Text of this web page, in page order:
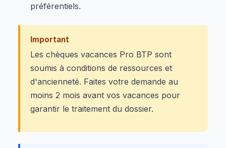
préférentiels.
Important
Les chèques vacances Pro BTP sont
soumis à conditions de ressources et
d'ancienneté. Faites votre demande au
moins 2 mois avant vos vacances pour
garantir le traitement du dossier.